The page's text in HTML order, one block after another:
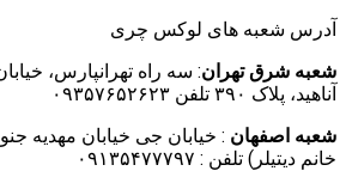
آدرس شعبه های لوکس چری
شعبه شرق تهران: سه راه تهرانپارس،
آناهید، پلاک ۳۹۰ تلفن ۰۹۳۵۷۶۵۲۶۲۳
شعبه اصفهان
خانم دیتیلر) تلفن : ۰۹۱۳۵۴۷۷۷۹۷